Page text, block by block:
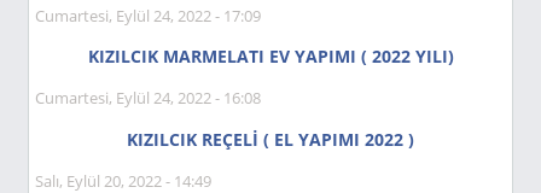
Cumartesi, Eylül 24, 2022 - 17:09
KIZILCIK MARMELATI EV YAPIMI ( 2022 YILI)
Cumartesi, Eylül 24, 2022 - 16:08
KIZILCIK REÇELİ ( EL YAPIMI 2022 )
Salı, Eylül 20, 2022 - 14:49